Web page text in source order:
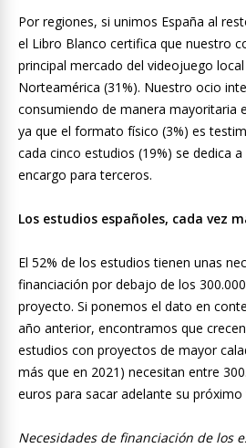
Por regiones, si unimos España al
el Libro Blanco certifica que nuestro
principal mercado del videojuego
Norteamérica (31%). Nuestro ocio
consumiendo de manera mayoritaria
ya que el formato físico (3%) es
cada cinco estudios (19%) se dedica
encargo para terceros.
Los estudios españoles, cada vez
El 52% de los estudios tienen unas
financiación por debajo de los
proyecto. Si ponemos el dato en
año anterior, encontramos que
estudios con proyectos de mayor
más que en 2021) necesitan entre
euros para sacar adelante su próximo
Necesidades de financiación de los